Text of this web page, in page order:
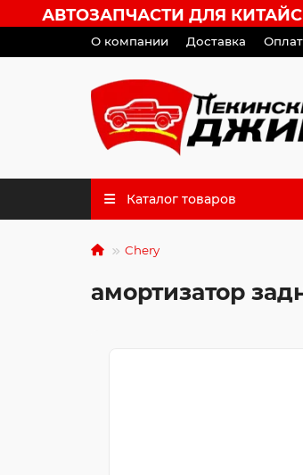
АВТОЗАПЧАСТИ ДЛЯ
О компании Доставка
Каталог товаров
Chery
амортизатор